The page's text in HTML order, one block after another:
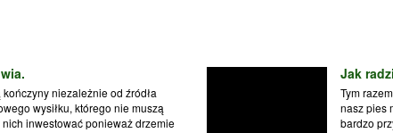
niezależnie od źródła
wysiłku, którego nie muszą
inwestować ponieważ drzemie
Jak
Tym
nasz pies
bardzo